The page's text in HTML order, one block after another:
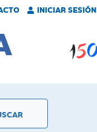
INICIAR SESIÓN